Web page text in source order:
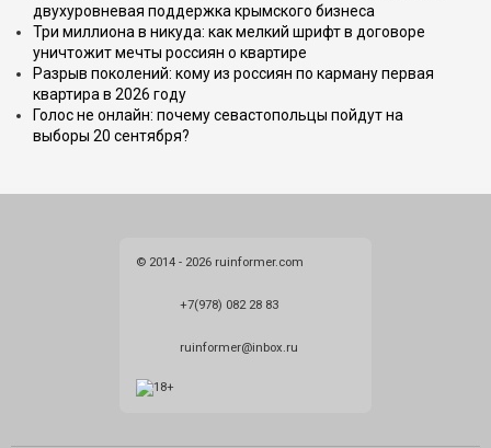
двухуровневая поддержка крымского бизнеса
Три миллиона в никуда: как мелкий шрифт в договоре
уничтожит мечты россиян о квартире
Разрыв поколений: кому из россиян по карману первая
квартира в 2026 году
Голос не онлайн: почему севастопольцы пойдут на
выборы 20 сентября?
© 2014 - 2026 ruinformer.com
+7(978) 082 28 83
ruinformer@inbox.ru